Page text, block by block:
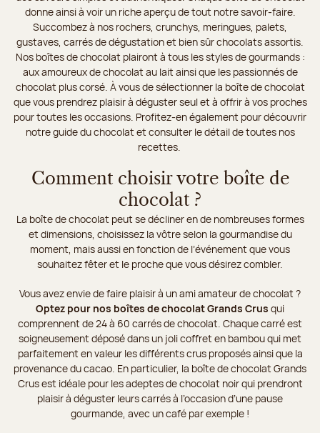
donne ainsi à voir un riche aperçu de tout notre savoir-faire.
Succombez à nos rochers, crunchys, meringues, palets,
gustaves, carrés de dégustation et bien sûr chocolats assortis.
Nos boîtes de chocolat plairont à tous les styles de gourmands :
aux amoureux de chocolat au lait ainsi que les passionnés de
chocolat plus corsé. À vous de sélectionner la boîte de chocolat
que vous prendrez plaisir à déguster seul et à offrir à vos proches
pour toutes les occasions. Profitez-en également pour découvrir
notre guide du chocolat et consulter le détail de toutes nos
recettes.
Comment choisir votre boîte de
chocolat ?
La boîte de chocolat peut se décliner en de nombreuses formes
et dimensions, choisissez la vôtre selon la gourmandise du
moment, mais aussi en fonction de l’événement que vous
souhaitez fêter et le proche que vous désirez combler.
Vous avez envie de faire plaisir à un ami amateur de chocolat ?
Optez pour nos boîtes de chocolat Grands Crus qui
comprennent de 24 à 60 carrés de chocolat. Chaque carré est
soigneusement déposé dans un joli coffret en bambou qui met
parfaitement en valeur les différents crus proposés ainsi que la
provenance du cacao. En particulier, la boîte de chocolat Grands
Crus est idéale pour les adeptes de chocolat noir qui prendront
plaisir à déguster leurs carrés à l’occasion d’une pause
gourmande, avec un café par exemple !